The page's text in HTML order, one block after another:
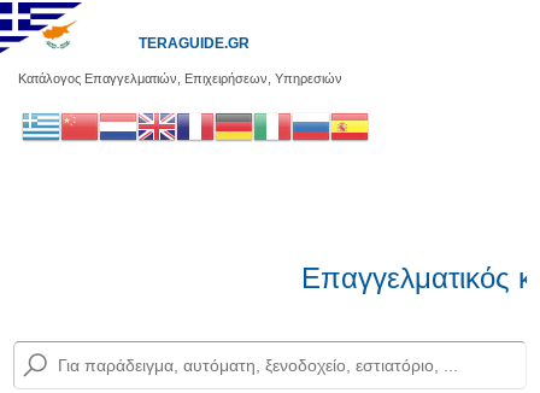
Κατάλογος Επαγγελματιών, Επιχειρήσεων, Υπηρεσιών
TERAGUIDE.GR
Επαγγελματικός